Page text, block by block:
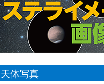
天体写真